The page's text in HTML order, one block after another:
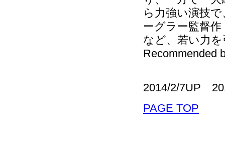
ら力強い演技
ーグラー監督
など、若い力
Recommended
2014/2/7UP
PAGE TOP